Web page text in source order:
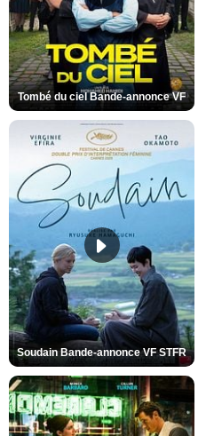
Tombé du ciel Bande-annonce VF
Soudain Bande-annonce VF STFR